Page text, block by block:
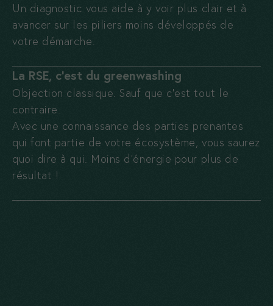
Un diagnostic vous aide à y voir plus clair et à
avancer sur les piliers moins développés de
votre démarche.
La RSE, c’est du greenwashing
Objection classique. Sauf que c’est tout le
contraire.
Avec une connaissance des parties prenantes
qui font partie de votre écosystème, vous saurez
quoi dire à qui. Moins d’énergie pour plus de
résultat !